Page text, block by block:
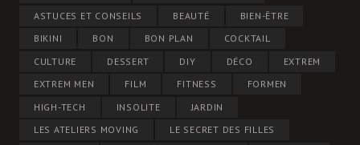
ASTUCES ET CONSEILS
BEAUTÉ
BIEN-ÊTRE
BIKINI
BON BON PLAN
COCKTAIL
CULTURE
DESSERT DIY DÉCO
EXTREM
EXTREM MEN
FILM FITNESS
FORMEN
HIGH-TECH
INSOLITE
JARDIN
LES ATELIERS MOVING
LE SECRET DES FILLES